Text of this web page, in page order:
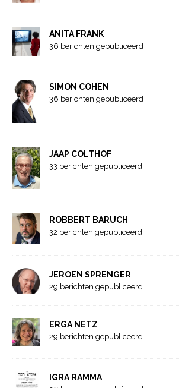
ANITA FRANK
36 berichten gepubliceerd
SIMON COHEN
36 berichten gepubliceerd
JAAP COLTHOF
33 berichten gepubliceerd
ROBBERT BARUCH
32 berichten gepubliceerd
JEROEN SPRENGER
29 berichten gepubliceerd
ERGA NETZ
29 berichten gepubliceerd
IGRA RAMMA